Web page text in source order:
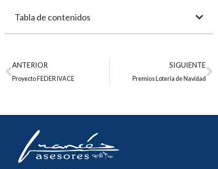
Tabla de contenidos
ANTERIOR
Proyecto FEDER IVACE
SIGUIENTE
Premios Lotería de Navidad